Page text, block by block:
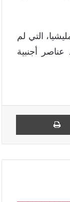
التي لم
أجنبية
طباعة